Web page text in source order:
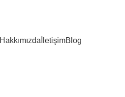
Hakkımızda İletişimBlog